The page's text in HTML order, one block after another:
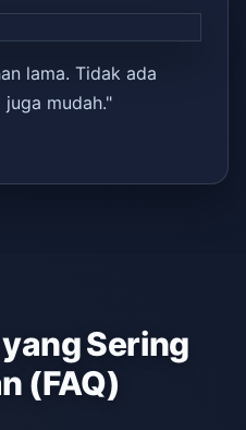
lama. Tidak ada
juga mudah."
Sering
(FAQ)